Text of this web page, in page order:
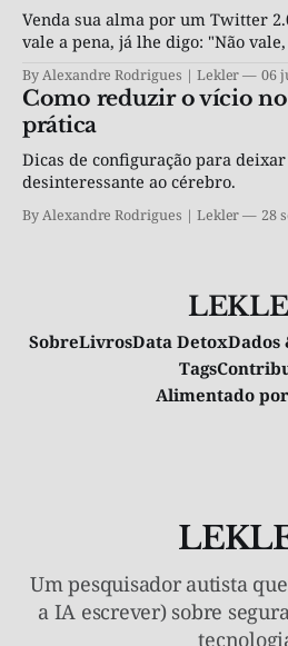
Venda sua alma por um Twitter 2.0; E se tem dúvidas
vale a pena, já lhe digo: "Não
By Alexandre Rodrigues | Lekler 06
Como reduzir o vício
prática
Dicas de configuração para
desinteressante ao cérebro.
By Alexandre Rodrigues | Lekler 28
SobreLivrosData DetoxDados
Tags
Alimentado por
Um pesquisador autista
a IA escrever) sobre